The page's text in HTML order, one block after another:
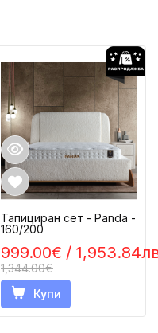
999.00€ /
1,344.00€
Тапициран сет - Panda -
160/200
Купи